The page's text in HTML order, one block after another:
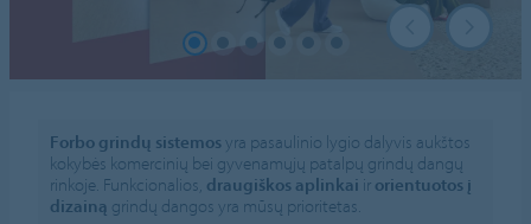
Forbo grindų sistemos yra pasaulinio lygio dalyvis aukštos
kokybės komercinių bei gyvenamųjų patalpų grindų dangų
rinkoje. Funkcionalios, draugiškos aplinkai ir orientuotos į
dizainą grindų dangos yra mūsų prioritetas.